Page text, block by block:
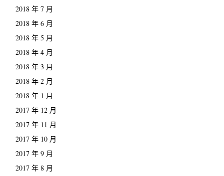
2018 年 7 月
2018 年 6 月
2018 年 5 月
2018 年 4 月
2018 年 3 月
2018 年 2 月
2018 年 1 月
2017 年 12 月
2017 年 11 月
2017 年 10 月
2017 年 9 月
2017 年 8 月